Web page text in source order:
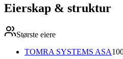
Eierskap & struktur
Største eiere
TOMRA SYSTEMS ASA